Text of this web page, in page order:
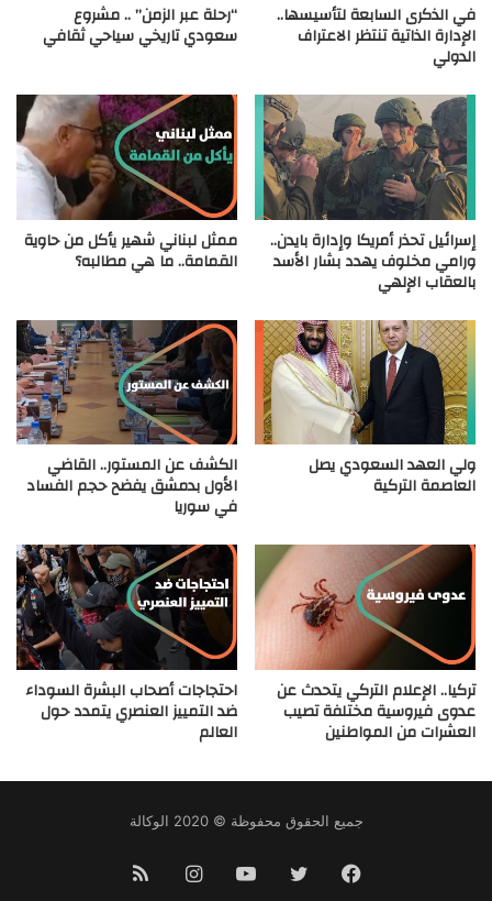
في الذكرى السابعة لتأسيسها..
الإدارة الذاتية تنتظر الاعتراف
الدولي
“رحلة عبر الزمن” .. مشروع
سعودي تاريخي سياحي ثقافي
إسرائيل تحذر أمريكا وإدارة بايدن..
ورامي مخلوف يهدد بشار الأسد
بالعقاب الإلهي
ممثل لبناني شهير يأكل من حاوية
القمامة.. ما هي مطالبه؟
ولي العهد السعودي يصل
العاصمة التركية
الكشف عن المستور.. القاضي
الأول بدمشق يفضح حجم الفساد
في سوريا
تركيا.. الإعلام التركي يتحدث عن
عدوى فيروسية مختلفة تصيب
العشرات من المواطنين
احتجاجات أصحاب البشرة السوداء
ضد التمييز العنصري يتمدد حول
العالم
جميع الحقوق محفوظة © 2020 الوكالة
فيسبوك تويتر يوتيوب انستقرام